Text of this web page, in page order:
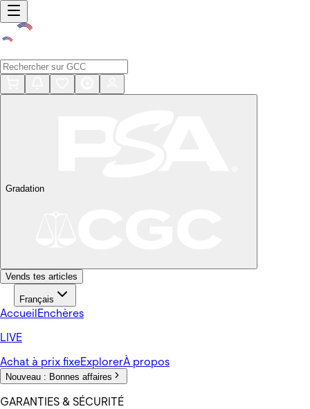
Gradation
Vends tes articles
Français
AccueilEnchères
LIVE
Achat à prix fixeExplorerÀ propos
Nouveau : Bonnes affaires
GARANTIES & SÉCURITÉ